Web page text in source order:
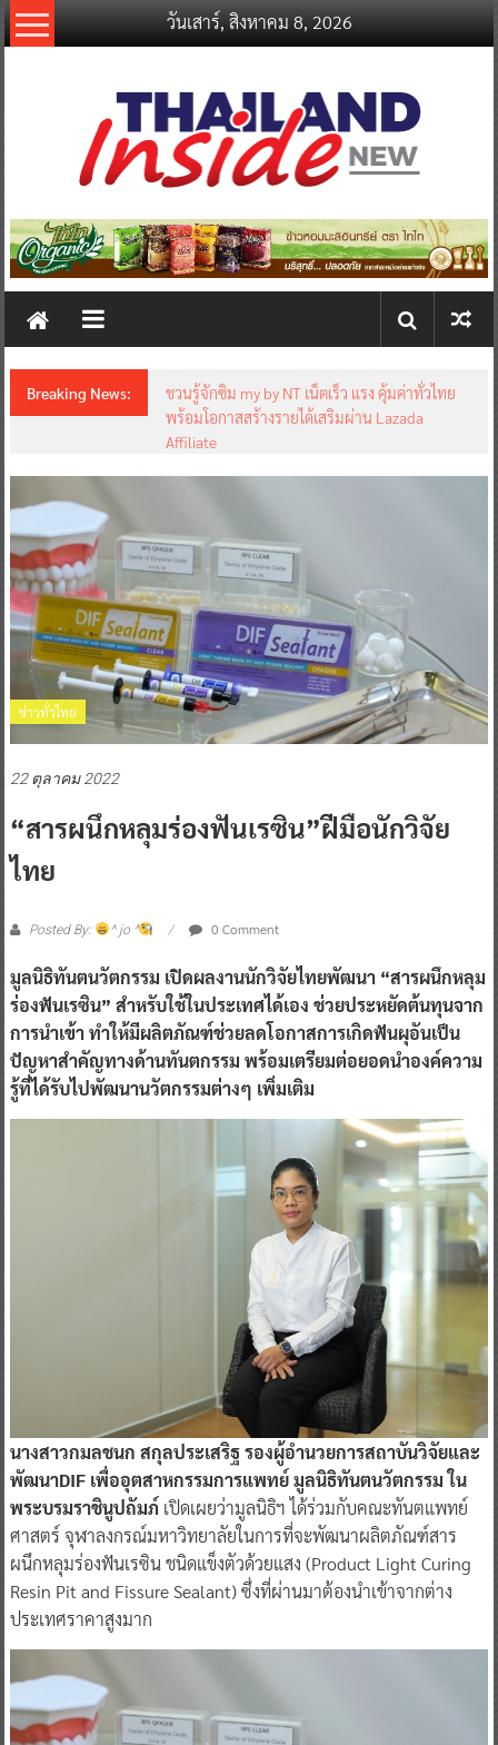
Skip
to
วันเสาร์, สิงหาคม 8, 2026
thailandinsidenew.com
Thailand
New
Breaking News:
ชวนรู้จักซิม my by NT เน็ตเร็ว แรง คุ้มค่าทั่วไทย
พร้อมโอกาสสร้างรายได้เสริมผ่าน Lazada
Affiliate
ข่าวทั่วไทย
22 ตุลาคม 2022
“สารผนึกหลุมร่องฟันเรซิน”ฝีมือนักวิจัย
ไทย
Posted By: ^ jo ^ 0 Comment
มูลนิธิทันตนวัตกรรม เปิดผลงานนักวิจัยไทยพัฒนา “สารผนึกหลุม
ร่องฟันเรซิน” สำหรับใช้ในประเทศได้เอง ช่วยประหยัดต้นทุนจาก
การนำเข้า ทำให้มีผลิตภัณฑ์ช่วยลดโอกาสการเกิดฟันผุอันเป็น
ปัญหาสำคัญทางด้านทันตกรรม พร้อมเตรียมต่อยอดนำองค์ความ
รู้ที่ได้รับไปพัฒนานวัตกรรมต่างๆ เพิ่มเติม
นางสาวกมลชนก สกุลประเสริฐ รองผู้อำนวยการสถาบันวิจัยและ
พัฒนาDIF เพื่ออุตสาหกรรมการแพทย์ มูลนิธิทันตนวัตกรรม ใน
พระบรมราชินูปถัมภ์ เปิดเผยว่ามูลนิธิฯ ได้ร่วมกับคณะทันตแพทย์
ศาสตร์ จุฬาลงกรณ์มหาวิทยาลัยในการที่จะพัฒนาผลิตภัณฑ์สาร
ผนึกหลุมร่องฟันเรซิน ชนิดแข็งตัวด้วยแสง (Product Light Curing
Resin Pit and Fissure Sealant) ซึ่งที่ผ่านมาต้องนำเข้าจากต่าง
ประเทศราคาสูงมาก